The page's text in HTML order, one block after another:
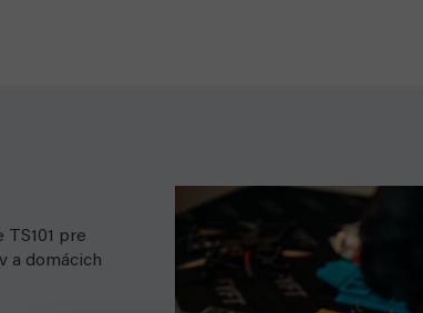
pre
a domácich